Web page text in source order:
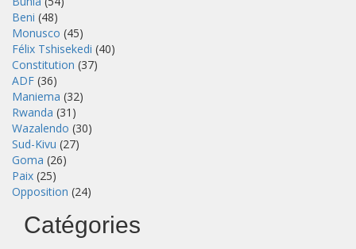
Beni (48)
Monusco (45)
Félix Tshisekedi (40)
Constitution (37)
ADF (36)
Maniema (32)
Rwanda (31)
Wazalendo (30)
Sud-Kivu (27)
Goma (26)
Paix (25)
Opposition (24)
Catégories